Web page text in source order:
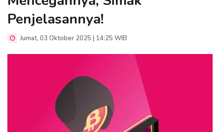
Penjelasannya!
Jumat, 03 Oktober 2025 | 14:25 WIB